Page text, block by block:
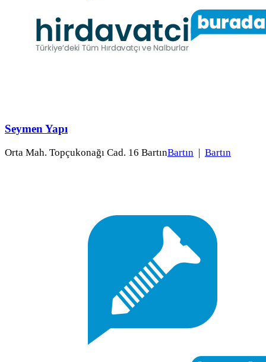
Seymen Yapı
Orta Mah. Topçukonağı Cad. 16 BartınBartın | Bartın